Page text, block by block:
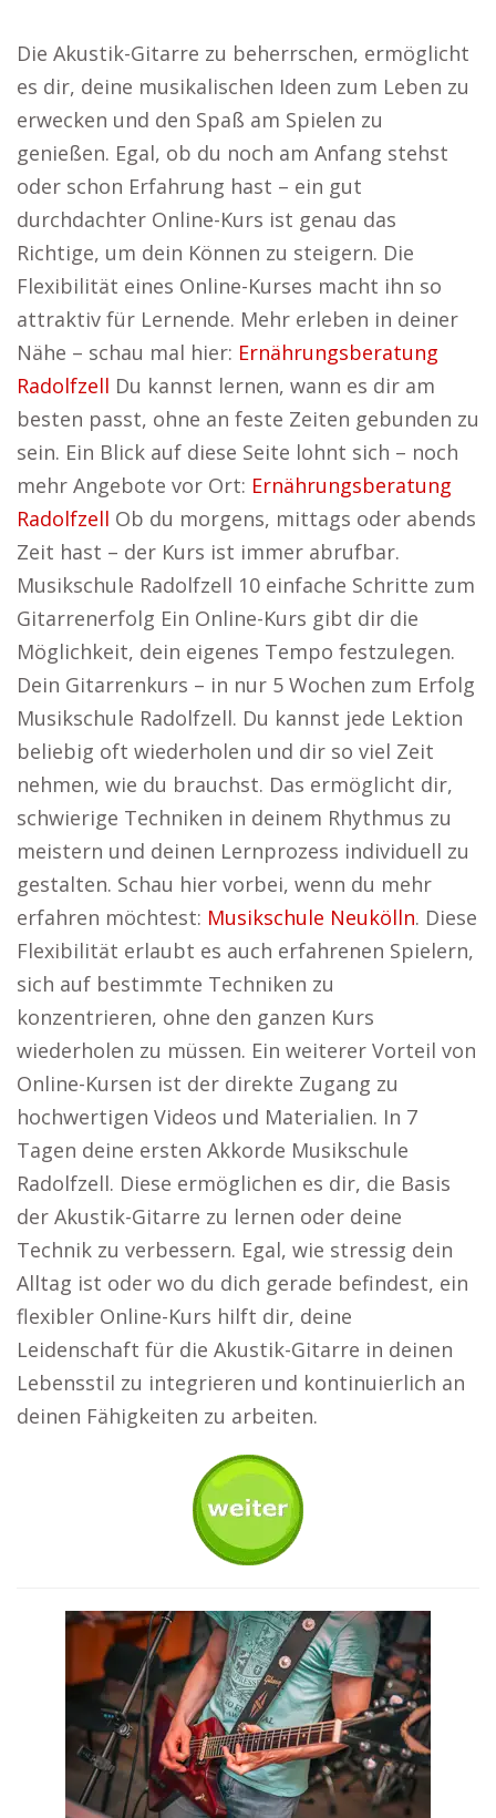
Die Akustik-Gitarre zu beherrschen, ermöglicht
es dir, deine musikalischen Ideen zum Leben zu
erwecken und den Spaß am Spielen zu
genießen. Egal, ob du noch am Anfang stehst
oder schon Erfahrung hast – ein gut
durchdachter Online-Kurs ist genau das
Richtige, um dein Können zu steigern. Die
Flexibilität eines Online-Kurses macht ihn so
attraktiv für Lernende. Mehr erleben in deiner
Nähe – schau mal hier: Ernährungsberatung
Radolfzell Du kannst lernen, wann es dir am
besten passt, ohne an feste Zeiten gebunden zu
sein. Ein Blick auf diese Seite lohnt sich – noch
mehr Angebote vor Ort: Ernährungsberatung
Radolfzell Ob du morgens, mittags oder abends
Zeit hast – der Kurs ist immer abrufbar.
Musikschule Radolfzell 10 einfache Schritte zum
Gitarrenerfolg Ein Online-Kurs gibt dir die
Möglichkeit, dein eigenes Tempo festzulegen.
Dein Gitarrenkurs – in nur 5 Wochen zum Erfolg
Musikschule Radolfzell. Du kannst jede Lektion
beliebig oft wiederholen und dir so viel Zeit
nehmen, wie du brauchst. Das ermöglicht dir,
schwierige Techniken in deinem Rhythmus zu
meistern und deinen Lernprozess individuell zu
gestalten. Schau hier vorbei, wenn du mehr
erfahren möchtest: Musikschule Neukölln. Diese
Flexibilität erlaubt es auch erfahrenen Spielern,
sich auf bestimmte Techniken zu
konzentrieren, ohne den ganzen Kurs
wiederholen zu müssen. Ein weiterer Vorteil von
Online-Kursen ist der direkte Zugang zu
hochwertigen Videos und Materialien. In 7
Tagen deine ersten Akkorde Musikschule
Radolfzell. Diese ermöglichen es dir, die Basis
der Akustik-Gitarre zu lernen oder deine
Technik zu verbessern. Egal, wie stressig dein
Alltag ist oder wo du dich gerade befindest, ein
flexibler Online-Kurs hilft dir, deine
Leidenschaft für die Akustik-Gitarre in deinen
Lebensstil zu integrieren und kontinuierlich an
deinen Fähigkeiten zu arbeiten.